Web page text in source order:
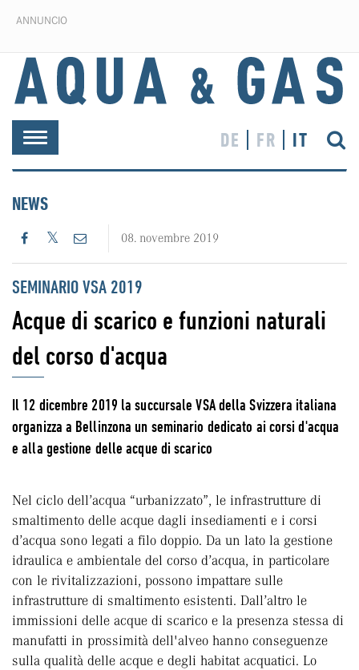
ANNUNCIO
Toggle
navigation
DE FR IT
NEWS
08. novembre 2019
SEMINARIO VSA 2019
Acque di scarico e funzioni naturali
del corso d'acqua
Il 12 dicembre 2019 la succursale VSA della Svizzera italiana
organizza a Bellinzona un seminario dedicato ai corsi d'acqua
e alla gestione delle acque di scarico
Nel ciclo dell’acqua “urbanizzato”, le infrastrutture di
smaltimento delle acque dagli insediamenti e i corsi
d’acqua sono legati a filo doppio. Da un lato la gestione
idraulica e ambientale del corso d’acqua, in particolare
con le rivitalizzazioni, possono impattare sulle
infrastrutture di smaltimento esistenti. Dall’altro le
immissioni delle acque di scarico e la presenza stessa di
manufatti in prossimità dell'alveo hanno conseguenze
sulla qualità delle acque e degli habitat acquatici. Lo